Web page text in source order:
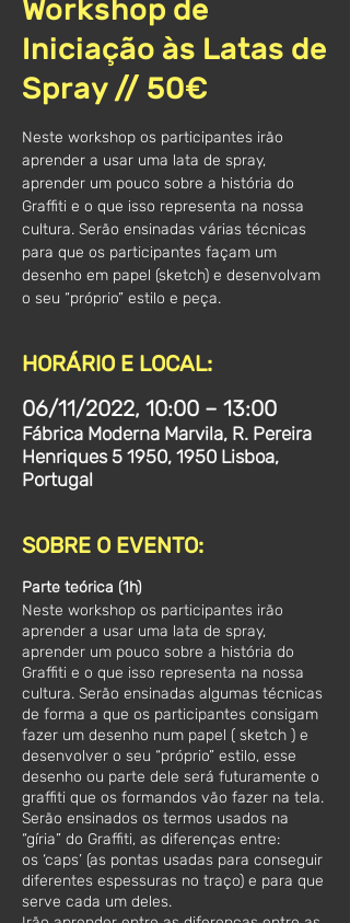
Workshop de
Iniciação às Latas de
Spray // 50€
Neste workshop os participantes irão
aprender a usar uma lata de spray,
aprender um pouco sobre a história do
Graffiti e o que isso representa na nossa
cultura. Serão ensinadas várias técnicas
para que os participantes façam um
desenho em papel (sketch) e desenvolvam
o seu “próprio” estilo e peça.
HORÁRIO E LOCAL:
06/11/2022, 10:00 – 13:00
Fábrica Moderna Marvila, R. Pereira
Henriques 5 1950, 1950 Lisboa,
Portugal
SOBRE O EVENTO:
Parte teórica (1h)
Neste workshop os participantes irão
aprender a usar uma lata de spray,
aprender um pouco sobre a história do
Graffiti e o que isso representa na nossa
cultura. Serão ensinadas algumas técnicas
de forma a que os participantes consigam
fazer um desenho num papel ( sketch ) e
desenvolver o seu “próprio” estilo, esse
desenho ou parte dele será futuramente o
graffiti que os formandos vão fazer na tela.
Serão ensinados os termos usados na
“gíria” do Graffiti, as diferenças entre:
os ‘caps’ (as pontas usadas para conseguir
diferentes espessuras no traço) e para que
serve cada um deles.